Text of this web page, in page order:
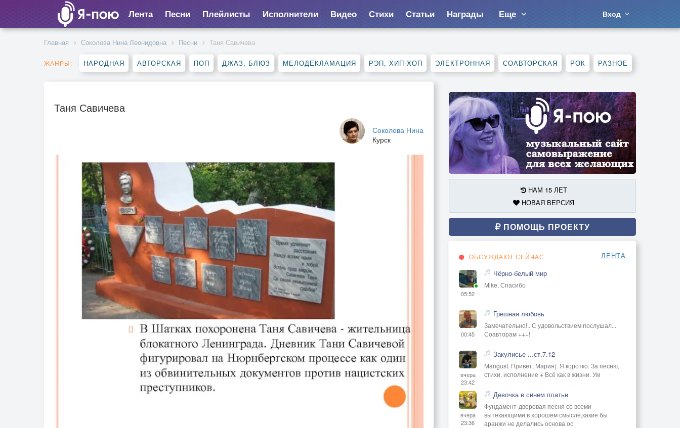
Лента Песни Плейлисты Исполнители Видео Стихи Статьи Награды Еще Вход
Главная Соколова Нина Леонидовна Песни Таня Савичева
ЖАНРЫ: НАРОДНАЯ АВТОРСКАЯ ПОП ДЖАЗ, БЛЮЗ МЕЛОДЕКЛАМАЦИЯ РЭП, ХИП-ХОП ЭЛЕКТРОННАЯ СОАВТОРСКАЯ РОК РАЗНОЕ
Таня Савичева
Соколова Нина
Курск
НАМ 15 ЛЕТ
НОВАЯ ВЕРСИЯ
ПОМОЩЬ ПРОЕКТУ
ОБСУЖДАЮТ СЕЙЧАС ЛЕНТА
05:52
Чёрно-белый мир
Mike, Спасибо
00:45
Грешная любовь
Замечательно!.. С удовольствием послушал...
Соавторам +++!
вчера
23:42
Закулисье ...ст.7.12
Mangust. Привет, Мария). Я коротко. За песню,
стихи, исполнение + Всё как в жизни. Ум
вчера
23:36
Девочка в синем платье
Фундамент-дворовая песня со всеми
вытекающими в хорошем смысле,какие бы
аранжи не делались основа ос